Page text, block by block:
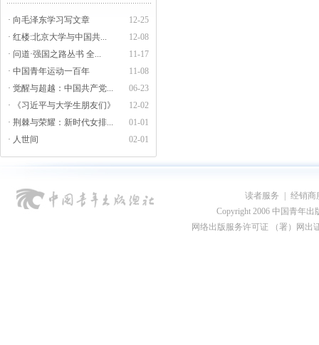
12-25
· 向毛泽东学习写文章
12-08
· 红楼:北京大学与中国共...
11-17
· 问道·强国之路丛书 全...
11-08
· 中国青年运动一百年
06-23
· 觉醒与超越：中国共产党...
12-02
· 《习近平与大学生朋友们》
01-01
· 荆棘与荣耀：新时代女排...
02-01
· 人世间
读者服务
经销商
Copyright 2006 中国青年出
网络出版服务许可证 （署）网出